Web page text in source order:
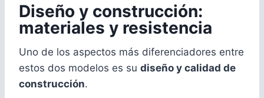
Diseño y construcción:
materiales y resistencia
Uno de los aspectos más diferenciadores entre
estos dos modelos es su diseño y calidad de
construcción.